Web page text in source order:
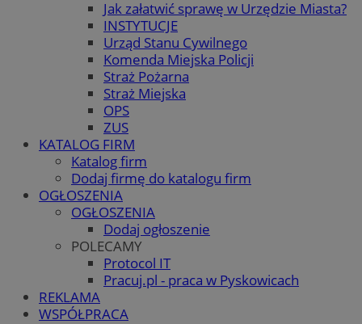
Jak załatwić sprawę w Urzędzie Miasta?
INSTYTUCJE
Urząd Stanu Cywilnego
Komenda Miejska Policji
Straż Pożarna
Straż Miejska
OPS
ZUS
KATALOG FIRM
Katalog firm
Dodaj firmę do katalogu firm
OGŁOSZENIA
OGŁOSZENIA
Dodaj ogłoszenie
POLECAMY
Protocol IT
Pracuj.pl - praca w Pyskowicach
REKLAMA
WSPÓŁPRACA